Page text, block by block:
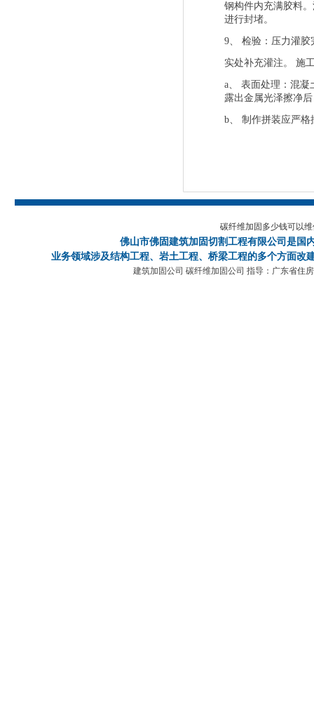
钢构件内充满胶料
进行封堵。
9、 检验：压力灌胶
实处补充灌注。 施
a、
表面处理：混凝
露出金属光泽擦净
b、 制作拼装应严格
碳纤维加固多少钱可以
佛山市佛固建筑加固切割工程有限公司 是国
业务领域涉及结构工程、岩土工程、桥梁工程的多个方面
建筑加固公司 碳纤维加固公司 指导：广东省住